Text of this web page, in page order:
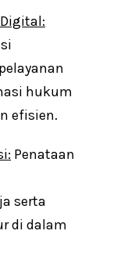
hukum
efisien.
Penataan
serta
di dalam